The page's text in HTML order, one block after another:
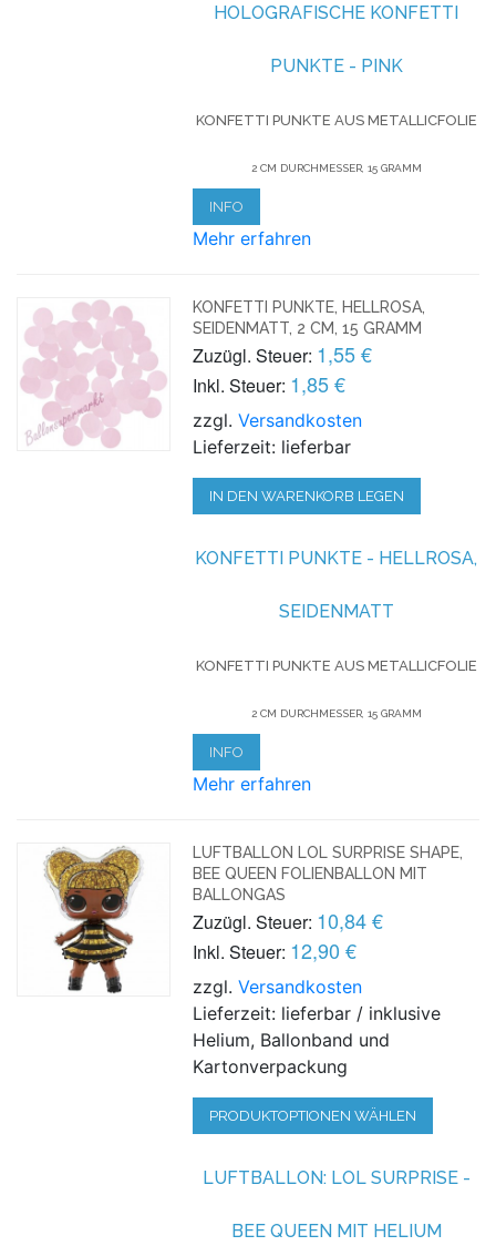
HOLOGRAFISCHE KONFETTI
PUNKTE - PINK
KONFETTI PUNKTE AUS METALLICFOLIE
2 CM DURCHMESSER, 15 GRAMM
INFO
Mehr erfahren
KONFETTI PUNKTE, HELLROSA,
SEIDENMATT, 2 CM, 15 GRAMM
Zuzügl. Steuer: 1,55 €
Inkl. Steuer: 1,85 €
zzgl.Versandkosten
Lieferzeit: lieferbar
IN DEN WARENKORB LEGEN
KONFETTI PUNKTE - HELLROSA,
SEIDENMATT
KONFETTI PUNKTE AUS METALLICFOLIE
2 CM DURCHMESSER, 15 GRAMM
INFO
Mehr erfahren
LUFTBALLON LOL SURPRISE SHAPE,
BEE QUEEN FOLIENBALLON MIT
BALLONGAS
Zuzügl. Steuer: 10,84 €
Inkl. Steuer: 12,90 €
zzgl.Versandkosten
Lieferzeit: lieferbar / inklusive
Helium, Ballonband und
Kartonverpackung
PRODUKTOPTIONEN WÄHLEN
LUFTBALLON: LOL SURPRISE -
BEE QUEEN MIT HELIUM